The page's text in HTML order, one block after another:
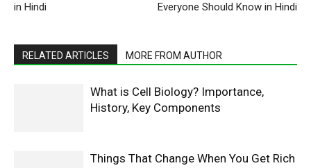
in Hindi
Everyone Should Know in Hindi
RELATED ARTICLES MORE FROM AUTHOR
What is Cell Biology? Importance,
History, Key Components
Things That Change When You Get Rich